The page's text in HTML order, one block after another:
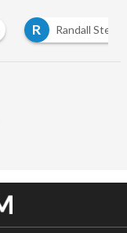
R Randall